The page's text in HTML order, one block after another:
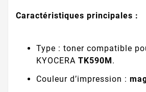
Caractéristiques principales :
Type : toner compatible
KYOCERA TK590M.
Couleur d’impression :